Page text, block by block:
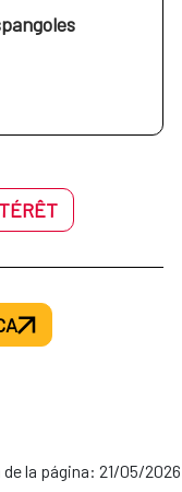
la página: 21/05/2026